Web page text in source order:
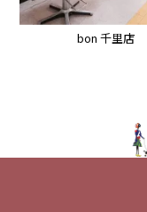
bon 千里店